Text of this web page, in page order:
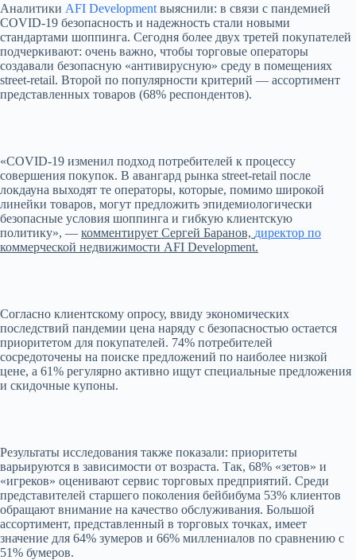
Аналитики AFI Development выяснили: в связи с пандемией
COVID-19 безопасность и надежность стали новыми
стандартами шоппинга. Сегодня более двух третей покупателей
подчеркивают: очень важно, чтобы торговые операторы
создавали безопасную «антивирусную» среду в помещениях
street-retail. Второй по популярности критерий — ассортимент
представленных товаров (68% респондентов).
«COVID-19 изменил подход потребителей к процессу
совершения покупок. В авангард рынка street-retail после
локдауна выходят те операторы, которые, помимо широкой
линейки товаров, могут предложить эпидемиологически
безопасные условия шоппинга и гибкую клиентскую
политику», — комментирует Сергей Баранов, директор по
коммерческой недвижимости AFI Development.
Согласно клиентскому опросу, ввиду экономических
последствий пандемии цена наряду с безопасностью остается
приоритетом для покупателей. 74% потребителей
сосредоточены на поиске предложений по наиболее низкой
цене, а 61% регулярно активно ищут специальные предложения
и скидочные купоны.
Результаты исследования также показали: приоритеты
варьируются в зависимости от возраста. Так, 68% «зетов» и
«игреков» оценивают сервис торговых предприятий. Среди
представителей старшего поколения бейбибума 53% клиентов
обращают внимание на качество обслуживания. Большой
ассортимент, представленный в торговых точках, имеет
значение для 64% зумеров и 66% миллениалов по сравнению с
51% бумеров.